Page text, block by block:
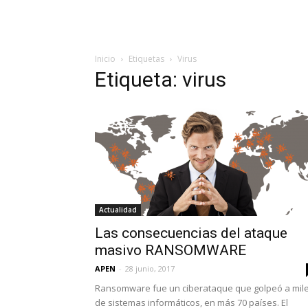
Inicio Etiquetas Virus
Etiqueta: virus
Actualidad
Las consecuencias del ataque
masivo RANSOMWARE
APEN - 28 junio, 2017
Ransomware fue un ciberataque que golpeó a
de sistemas informáticos, en más 70 países. El